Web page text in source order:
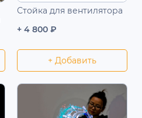
Стойка для вентилятора
+ 4 800 ₽
+ Добавить